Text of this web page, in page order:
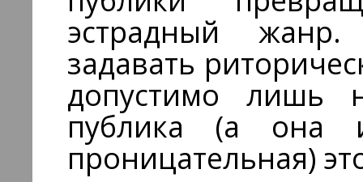
эстрадный
задавать
допустимо лишь
публика (а она
проницательная)